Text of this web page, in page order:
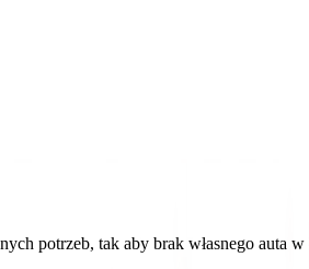
potrzeb, tak aby brak własnego auta